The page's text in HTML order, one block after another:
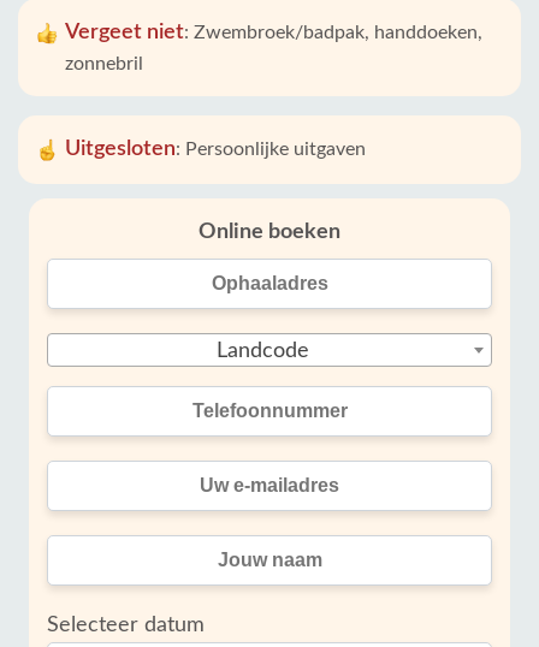
Vergeet niet: Zwembroek/badpak, handdoeken,
zonnebril
Uitgesloten: Persoonlijke uitgaven
Online boeken
Landcode
Selecteer datum